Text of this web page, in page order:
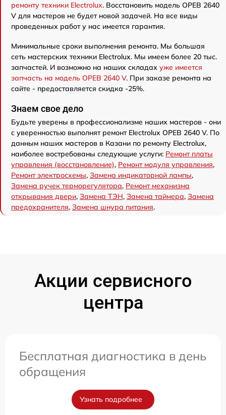
ремонту техники Electrolux. Восстановить модель OPEB 2640
V для мастеров не будет новой задачей. На все виды
проведенных работ у нас имеется гарантия.
Минимальные сроки выполнения ремонта. Мы большая
сеть мастерских техники Electrolux. Мы имеем более 20 тыс.
запчастей. И возможно на наших складах уже имеется
запчасть на модель OPEB 2640 V. При заказе ремонта на
сайте - предоставляется скидка -25%.
Знаем свое дело
Будьте уверены в профессионализме наших мастеров - они
с уверенностью выполнят ремонт Electrolux OPEB 2640 V. По
данным наших мастеров в Казани по ремонту Electrolux,
наиболее востребованы следующие услуги: Ремонт платы
управления (восстановление), Ремонт модуля управления,
Ремонт электросхемы, Замена индикаторной лампы,
Замена ручек терморегулятора, Ремонт механизма
открывания двери, Замена ТЭН, Замена таймера, Замена
предохранителя, Замена шнура питания.
Акции сервисного
центра
Бесплатная диагностика в день
обращения
Узнать подробнее